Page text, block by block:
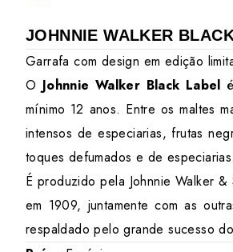
JOHNNIE WALKER
Garrafa com design em edição
O Johnnie Walker Black Label é
mínimo 12 anos. Entre os maltes
intensos de especiarias, frutas
toques defumados e de especiarias.
É produzido pela Johnnie Walker
em 1909, juntamente com as
respaldado pelo grande sucesso